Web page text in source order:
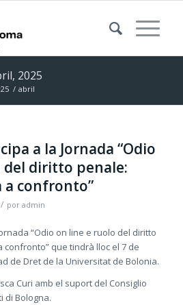
2025
/ abril
a la Jornada “Odio
diritto penale:
a confronto”
/ por admin
“Odio on line e ruolo del diritto
confronto” que tindrà lloc el 7 de
de Dret de la Universitat de Bolonia.
Curi amb el suport del Consiglio
di Bologna.